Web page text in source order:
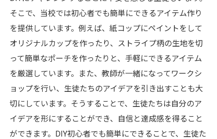
そこで、当校では初心者でも簡単にできるアイテム作り
を提供しています。例えば、紙コップにペイントをして
オリジナルカップを作ったり、ストライプ柄の生地を切
って簡単なポーチを作ったりと、手軽にできるアイテム
を厳選しています。また、教師が一緒になってワークシ
ョップを行い、生徒たちのアイデアを引き出すことも大
切にしています。そうすることで、生徒たちは自分のア
イデアを形にすることができ、自信と達成感を得ること
ができます。DIY初心者でも簡単にできることで、生徒た